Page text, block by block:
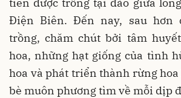
Điện Biên. Đến nay, sau hơn
trồng, chăm chút bởi tâm
hoa, những hạt giống của tình
hoa và phát triển thành rừng hoa
bè muôn phương tìm về mỗi dịp